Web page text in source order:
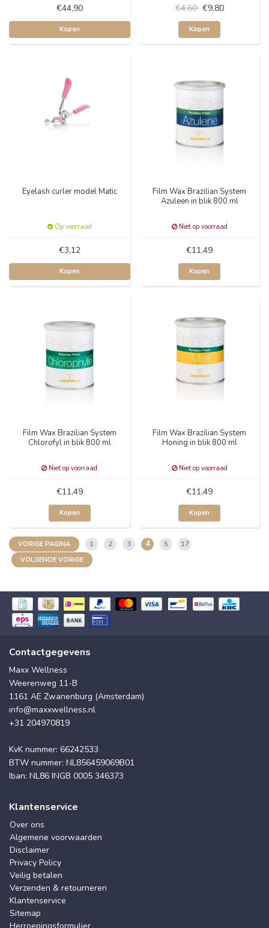
€44,90
Kopen
€4,60 €9,80
Kopen
Eyelash curler model Matic
Op voorraad
€3,12
Kopen
Film Wax Brazilian System
Azuleen in blik 800 ml
Niet op voorraad
€11,49
Kopen
Film Wax Brazilian System
Chlorofyl in blik 800 ml
Niet op voorraad
€11,49
Kopen
Film Wax Brazilian System
Honing in blik 800 ml
Niet op voorraad
€11,49
Kopen
VORIGE PAGINA 1 2 3 4 5 17
VOLGENDE VORIGE
Contactgegevens
Maxx Wellness
Weerenweg 11-B
1161 AE Zwanenburg (Amsterdam)
info@maxxwellness.nl
+31 204970819
KvK nummer: 66242533
BTW nummer: NL856459069B01
Iban: NL86 INGB 0005 346373
Klantenservice
Over ons
Algemene voorwaarden
Disclaimer
Privacy Policy
Veilig betalen
Verzenden & retourneren
Klantenservice
Sitemap